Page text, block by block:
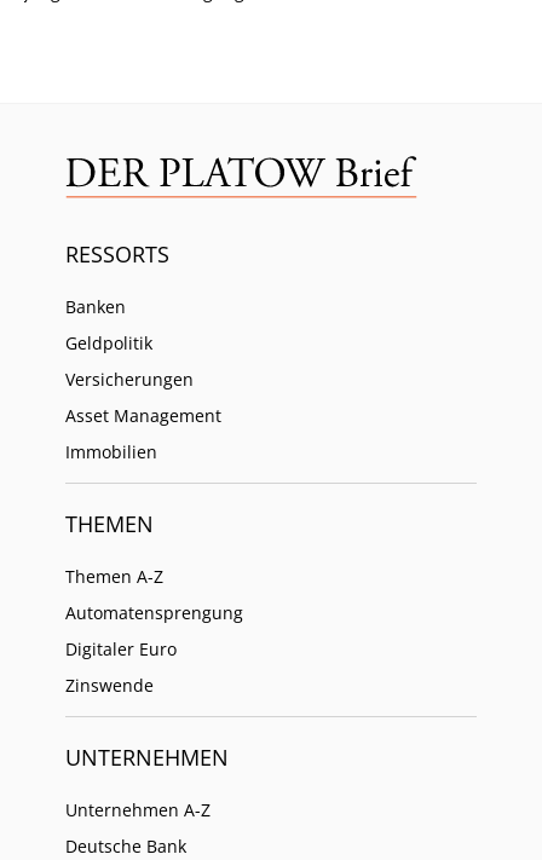
RESSORTS
Banken
Geldpolitik
Versicherungen
Asset Management
Immobilien
THEMEN
Themen A-Z
Automatensprengung
Digitaler Euro
Zinswende
UNTERNEHMEN
Unternehmen A-Z
Deutsche Bank